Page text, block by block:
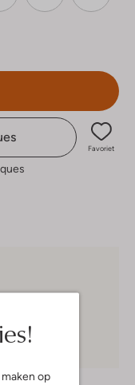
, maken op
Favoriet